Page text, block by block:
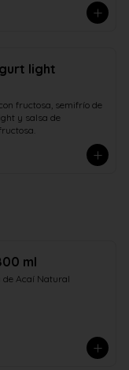
light
fructosa, semifrío de
y salsa de
ml
de Acaí Natural